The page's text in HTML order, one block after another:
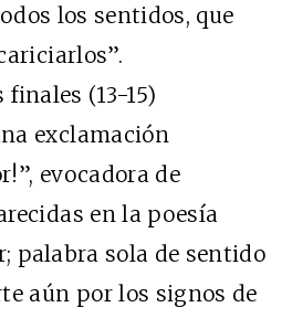
los sentidos, que
(13-15)
exclamación
evocadora de
en la poesía
palabra sola de sentido
aún por los signos de